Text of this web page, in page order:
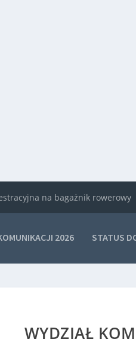
na bagażnik rowerowy
2026 STATUS
WYDZIAŁ